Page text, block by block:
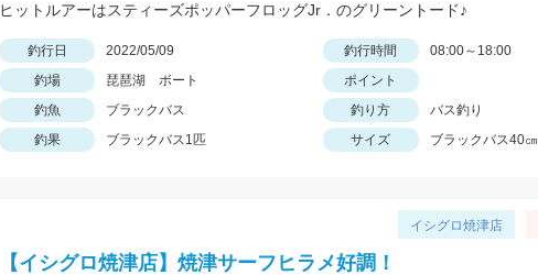
ヒットルアーはスティーズポッパーフロッグJr．のグリーントード♪
釣行日 2022/05/09 釣行時間
08:00～18:00
釣場
琵琶湖 ボート
ポイント
釣魚
ブラックバス 釣り方
バス釣り
釣果
ブラックバス1匹 サイズ ブラックバス40㎝
イシグロ焼津店
【イシグロ焼津店】焼津サーフヒラメ好調！